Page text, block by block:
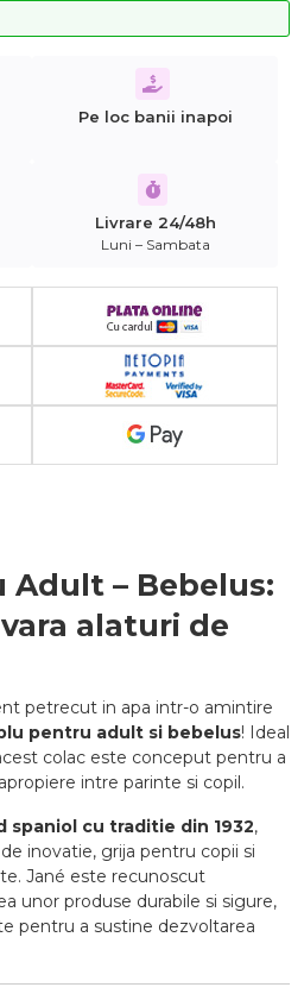
Pe loc banii inapoi
Livrare 24/48h
Luni – Sambata
Adult – Bebelus:
alaturi de
petrecut in apa intr-o amintire
pentru adult si bebelus! Ideal
colac este conceput pentru a
intre parinte si copil.
spaniol cu traditie din 1932,
inovatie, grija pentru copii si
Jané este recunoscut
unor produse durabile si sigure,
pentru a sustine dezvoltarea